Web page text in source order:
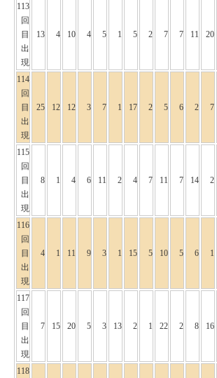
113
回
目
出
現
13 4 10 4 5 1 5 2 7 7 11 20
114
回
目
出
現
25 12 12 3 7 1 17 2 5 6 2 7
115
回
目
出
現
8 1 4 6 11 2 4 7 11 7 14 2
116
回
目
出
現
4 1 11 9 3 1 15 5 10 5 6 1
117
回
目
出
現
7 15 20 5 3 13 2 1 22 2 8 16
118